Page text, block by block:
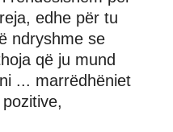
edhe për tu
ndryshme se
që ju mund
... marrëdhëniet